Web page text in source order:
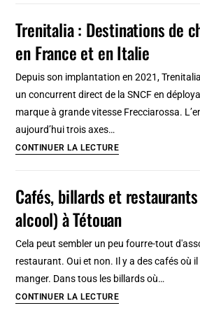
Cracovie,
peintre
Trenitalia : Destinations de
en France et en Italie
Depuis son implantation en 2021,
un concurrent direct de la SNCF en
marque à grande vitesse Frecciarossa.
aujourd’hui trois axes…
CONTINUER LA LECTURETrenitalia
de
charme
en
et
Cafés, billards et
alcool) à Tétouan
Cela peut sembler un peu fourre-tout
restaurant. Oui et non. Il y a des cafés où
manger. Dans tous les billards où…
CONTINUER LA LECTURECafés,